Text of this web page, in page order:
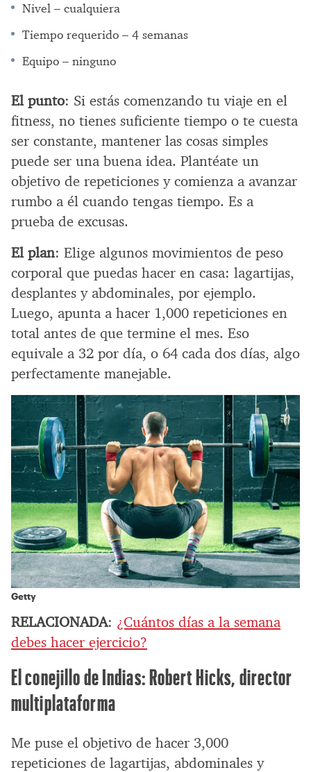
Nivel – cualquiera
Tiempo requerido – 4 semanas
Equipo – ninguno
El punto: Si estás comenzando tu viaje en el
fitness, no tienes suficiente tiempo o te cuesta
ser constante, mantener las cosas simples
puede ser una buena idea. Plantéate un
objetivo de repeticiones y comienza a avanzar
rumbo a él cuando tengas tiempo. Es a
prueba de excusas.
El plan: Elige algunos movimientos de peso
corporal que puedas hacer en casa: lagartijas,
desplantes y abdominales, por ejemplo.
Luego, apunta a hacer 1,000 repeticiones en
total antes de que termine el mes. Eso
equivale a 32 por día, o 64 cada dos días, algo
perfectamente manejable.
Getty
RELACIONADA: ¿Cuántos días a la semana
debes hacer ejercicio?
El conejillo de Indias: Robert Hicks, director
multiplataforma
Me puse el objetivo de hacer 3,000
repeticiones de lagartijas, abdominales y